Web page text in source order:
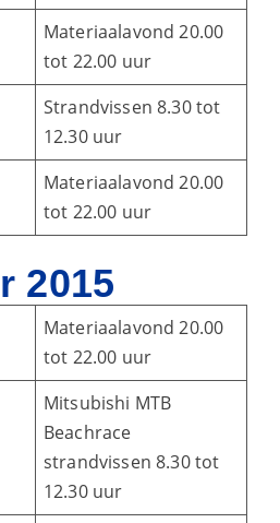
Materiaalavond 20.00
tot 22.00 uur
Strandvissen 8.30 tot
12.30 uur
Materiaalavond 20.00
tot 22.00 uur
2015
Materiaalavond 20.00
tot 22.00 uur
Mitsubishi MTB
Beachrace
strandvissen 8.30 tot
12.30 uur